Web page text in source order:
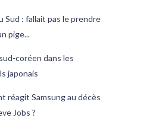
Sud : fallait pas le prendre
pige...
coréen dans les
japonais
réagit Samsung au décès
Jobs ?